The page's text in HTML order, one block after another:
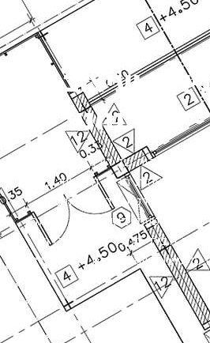
ועיצוב
- זה אנחנו!
ופיקוח של דירות, משרדים
את הלקוחות מרגע הרכישה עד
חרט על דגלו התאמת
צרכיו וטעמו באופן אישי על מנת
הביתי בחלל החדש מהרגע
על עיצוב שמשדר את אופי החלל.